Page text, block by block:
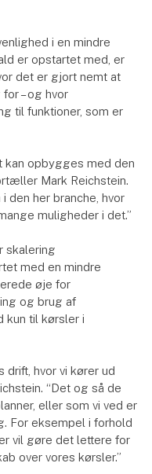
i en mindre
er opstartet med, er
det er gjort nemt at
– og hvor
til funktioner, som er
kan opbygges med den
Mark Reichstein.
den her branche, hvor
muligheder i det.”
skalering
med en mindre
øje for
og brug af
kun til kørsler i
hvor vi kører ud
“Det og så de
eller som vi ved er
For eksempel i forhold
vil gøre det lettere for
over vores kørsler.”